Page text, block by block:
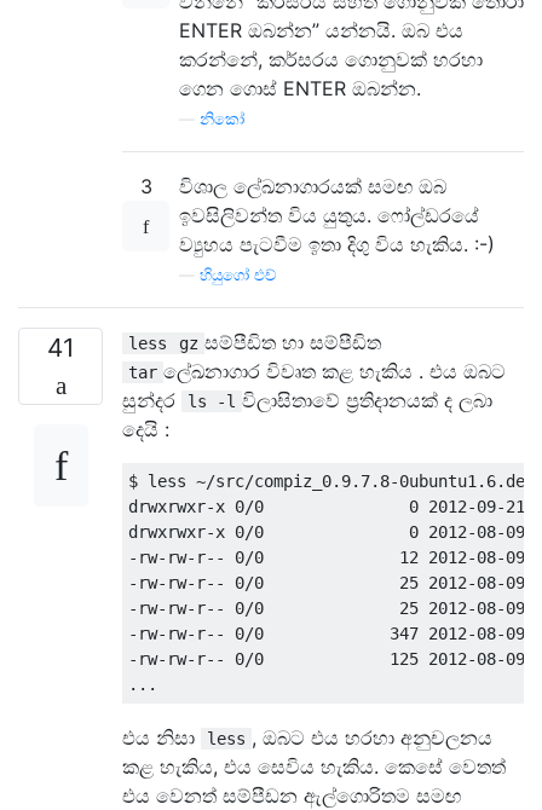
ENTER ඔබන්න” යන්නයි. ඔබ එය
කරන්නේ, කර්සරය ගොනුවක් හරහා
ගෙන ගොස් ENTER ඔබන්න.
නිකෝ
3
විශාල ලේඛනාගාරයක් සමඟ ඔබ
ඉවසිලිවන්ත විය යුතුය. ෆෝල්ඩරයේ
ව්‍යුහය පැටවීම ඉතා දිගු විය හැකිය. :-)
හියුගෝ එච්
41 less gz සම්පීඩිත හා සම්පීඩිත
tar ලේඛනාගාර විවෘත කළ හැකිය . එය ඔබට
සුන්දර
ls -l විලාසිතාවේ ප්‍රතිදානයක් ද ලබා
දෙයි :
$ less ~/src/compiz_0.9.7.8-
drwxrwxr-x 0/0               0 2012-09-21
drwxrwxr-x 0/0               0 2012-08-09
-rw-rw-r-- 0/0              12 2012-08-09
-rw-rw-r-- 0/0              25 2012-08-09
-rw-rw-r-- 0/0              25 2012-08-09
-rw-rw-r-- 0/0             347 2012-08-09
-rw-rw-r-- 0/0             125 2012-08-09
එය නිසා less , ඔබට එය හරහා අනුචලනය
කළ හැකිය, එය සෙවිය හැකිය. කෙසේ වෙතත්
එය වෙනත් සම්පීඩන ඇල්ගොරිතම සමඟ